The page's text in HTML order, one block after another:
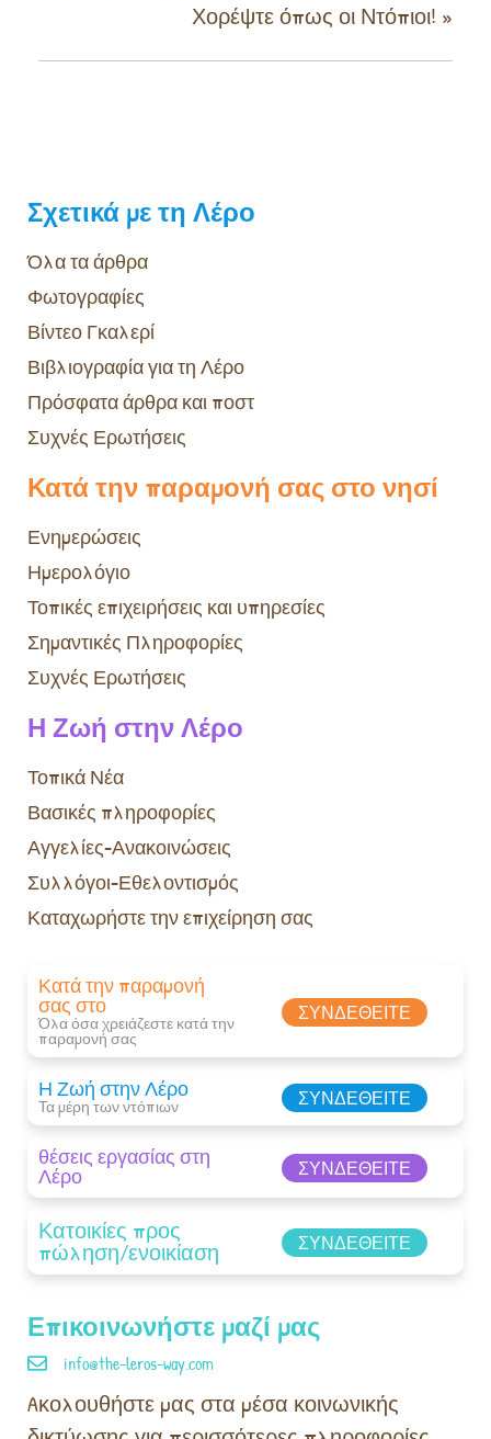
Χορέψτε όπως οι Ντόπιοι! »
Επικοινωνήστε μαζί μας
info@the-leros-way.com
Aκολουθήστε μας στα μέσα κοινωνικής
Σχετικά με τη Λέρο
Όλα τα άρθρα
Φωτογραφίες
Βίντεο Γκαλερί
Βιβλιογραφία για τη Λέρο
Πρόσφατα άρθρα και ποστ
Συχνές Ερωτήσεις
Κατά την παραμονή σας στο νησί
Ενημερώσεις
Ημερολόγιο
Τοπικές επιχειρήσεις και υπηρεσίες
Σημαντικές Πληροφορίες
Συχνές Ερωτήσεις
Η Ζωή στην Λέρο
Τοπικά Νέα
Βασικές πληροφορίες
Αγγελίες-Ανακοινώσεις
Συλλόγοι-Εθελοντισμός
Καταχωρήστε την επιχείρηση σας
Κατά την παραμονή
σας στο
Όλα όσα χρειάζεστε κατά την
παραμονή σας​
ΣΥΝΔΕΘΕΊΤΕ
Η Ζωή στην Λέρο
Τα μέρη των ντόπιων ΣΥΝΔΕΘΕΊΤΕ
θέσεις εργασίας στη
Λέρο ΣΥΝΔΕΘΕΊΤΕ
Κατοικίες προς
πώληση/ενοικίαση ΣΥΝΔΕΘΕΊΤΕ